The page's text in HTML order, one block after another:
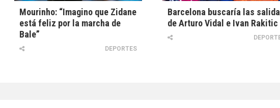
Mourinho: “Imagino que Zidane
está feliz por la marcha de
Bale”
DEPORTES
Barcelona buscaría las
de Arturo Vidal e Ivan Rakitic